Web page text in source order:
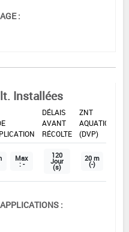
:
Installées
DÉLAIS
AVANT
RÉCOLTE
ZNT
AQUATIQUE
(DVP)
Max
: -
120
Jour
(s)
20 m
(-)
: